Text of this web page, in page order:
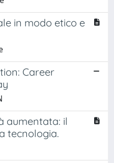
in modo etico e
Career
aumentata: il
tecnologia.